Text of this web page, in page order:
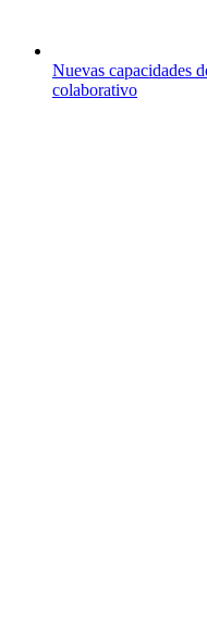
Nuevas capacidades
colaborativo